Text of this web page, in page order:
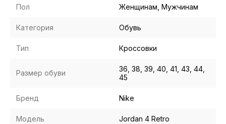
Пол Женщинам, Мужчинам
Категория Обувь
Тип Кроссовки
Размер обуви
36, 38, 39, 40, 41, 43, 44,
45
Бренд Nike
Модель Jordan 4 Retro